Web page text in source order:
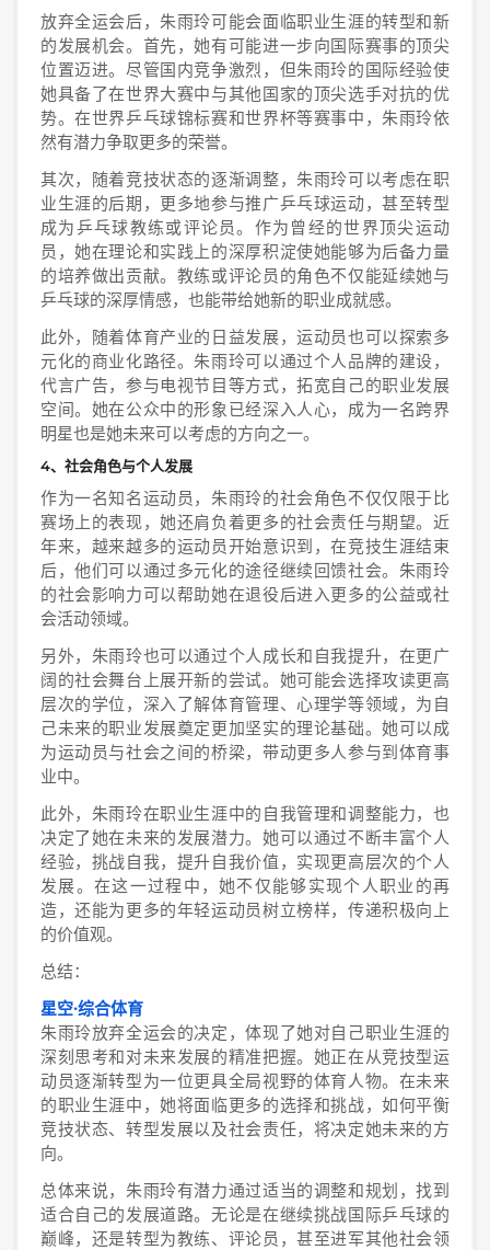
放弃全运会后，朱雨玲可能会面临职业生涯的转型和新
的发展机会。首先，她有可能进一步向国际赛事的顶尖
位置迈进。尽管国内竞争激烈，但朱雨玲的国际经验使
她具备了在世界大赛中与其他国家的顶尖选手对抗的优
势。在世界乒乓球锦标赛和世界杯等赛事中，朱雨玲依
然有潜力争取更多的荣誉。
其次，随着竞技状态的逐渐调整，朱雨玲可以考虑在职
业生涯的后期，更多地参与推广乒乓球运动，甚至转型
成为乒乓球教练或评论员。作为曾经的世界顶尖运动
员，她在理论和实践上的深厚积淀使她能够为后备力量
的培养做出贡献。教练或评论员的角色不仅能延续她与
乒乓球的深厚情感，也能带给她新的职业成就感。
此外，随着体育产业的日益发展，运动员也可以探索多
元化的商业化路径。朱雨玲可以通过个人品牌的建设，
代言广告，参与电视节目等方式，拓宽自己的职业发展
空间。她在公众中的形象已经深入人心，成为一名跨界
明星也是她未来可以考虑的方向之一。
4、社会角色与个人发展
作为一名知名运动员，朱雨玲的社会角色不仅仅限于比
赛场上的表现，她还肩负着更多的社会责任与期望。近
年来，越来越多的运动员开始意识到，在竞技生涯结束
后，他们可以通过多元化的途径继续回馈社会。朱雨玲
的社会影响力可以帮助她在退役后进入更多的公益或社
会活动领域。
另外，朱雨玲也可以通过个人成长和自我提升，在更广
阔的社会舞台上展开新的尝试。她可能会选择攻读更高
层次的学位，深入了解体育管理、心理学等领域，为自
己未来的职业发展奠定更加坚实的理论基础。她可以成
为运动员与社会之间的桥梁，带动更多人参与到体育事
业中。
此外，朱雨玲在职业生涯中的自我管理和调整能力，也
决定了她在未来的发展潜力。她可以通过不断丰富个人
经验，挑战自我，提升自我价值，实现更高层次的个人
发展。在这一过程中，她不仅能够实现个人职业的再
造，还能为更多的年轻运动员树立榜样，传递积极向上
的价值观。
总结：
星空·综合体育
朱雨玲放弃全运会的决定，体现了她对自己职业生涯的
深刻思考和对未来发展的精准把握。她正在从竞技型运
动员逐渐转型为一位更具全局视野的体育人物。在未来
的职业生涯中，她将面临更多的选择和挑战，如何平衡
竞技状态、转型发展以及社会责任，将决定她未来的方
向。
总体来说，朱雨玲有潜力通过适当的调整和规划，找到
适合自己的发展道路。无论是在继续挑战国际乒乓球的
巅峰，还是转型为教练、评论员，甚至进军其他社会领